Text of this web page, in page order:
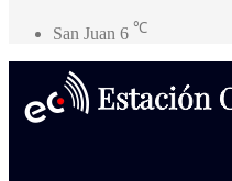
San Juan 6 ℃